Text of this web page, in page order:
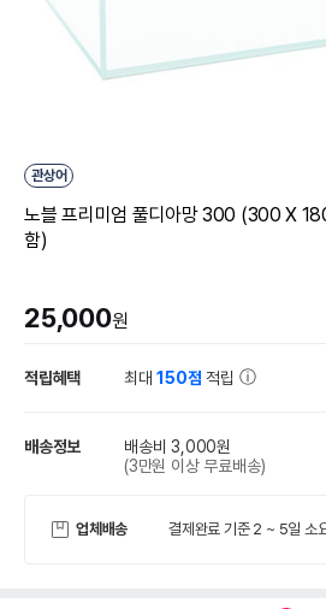
관상어
노블 프리미엄 풀디아망 300 (300 X
함)
25,000원
적립혜택 최대150점 적립
배송정보
배송비 3,000원
(3만원 이상 무료배송)
업체배송 결제완료 기준 2 ~ 5일 소